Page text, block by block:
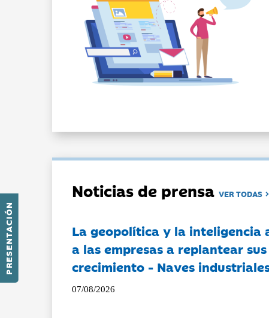
PRESENTACIÓN
Noticias de prensaVER TODAS
La geopolítica y la inteligencia
a las empresas a replantear
crecimiento - Naves
07/08/2026